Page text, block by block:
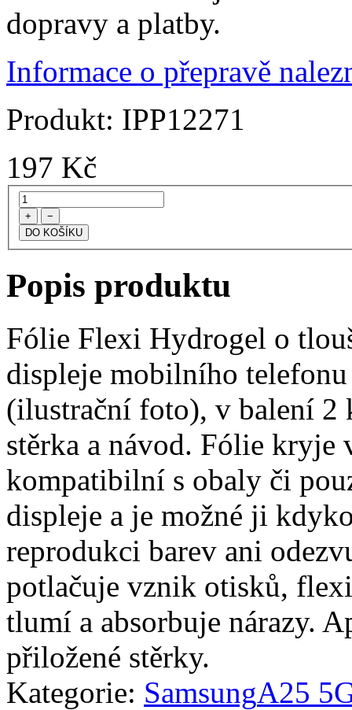
dopravy a platby.
Informace o přepravě
Produkt: IPP12271
197 Kč
+ −
Popis produktu
Fólie Flexi Hydrogel o
displeje mobilního
(ilustrační foto), v balení 2
stěrka a návod. Fólie kryje
kompatibilní s obaly či
displeje a je možné ji
reprodukci barev ani
potlačuje vznik otisků,
tlumí a absorbuje nárazy.
přiložené stěrky.
Kategorie: SamsungA25